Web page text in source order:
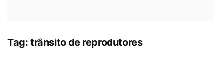
Tag: trânsito de reprodutores